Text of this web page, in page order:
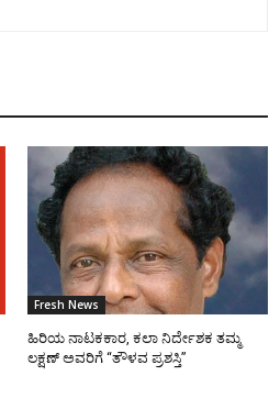
Fresh News
ಹಿರಿಯ ನಾಟಕಕಾರ, ಕಲಾ ನಿರ್ದೇಶಕ ತಮ್ಮ
ಲಕ್ಷಣ್ ಅವರಿಗೆ “ತೌಳವ ಪ್ರಶಸ್ತಿ”